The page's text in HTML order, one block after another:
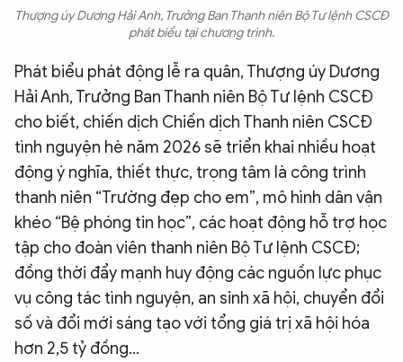
Thượng úy Dương Hải Anh, Trưởng Ban Thanh niên Bộ Tư lệnh CSCĐ
phát biểu tại chương trình.
Phát biểu phát động lễ ra quân, Thượng úy Dương
Hải Anh, Trưởng Ban Thanh niên Bộ Tư lệnh CSCĐ
cho biết, chiến dịch Chiến dịch Thanh niên CSCĐ
tình nguyện hè năm 2026 sẽ triển khai nhiều hoạt
động ý nghĩa, thiết thực, trọng tâm là công trình
thanh niên “Trường đẹp cho em”, mô hình dân vận
khéo “Bệ phóng tin học”, các hoạt động hỗ trợ học
tập cho đoàn viên thanh niên Bộ Tư lệnh CSCĐ;
đồng thời đẩy mạnh huy động các nguồn lực phục
vụ công tác tình nguyện, an sinh xã hội, chuyển đổi
số và đổi mới sáng tạo với tổng giá trị xã hội hóa
hơn 2,5 tỷ đồng...